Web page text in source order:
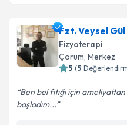
takvim
E-posta Adresiniz
Fzt. Veysel Gül
Fizyoterapi
Çorum, Merkez
5 (5
Ben bel fıtığı için ameliyattan
başladım...